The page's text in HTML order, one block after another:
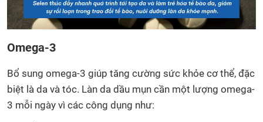
Omega-3
Bổ sung omega-3 giúp tăng cường sức khỏe cơ thể, đặc
biệt là da và tóc. Làn da dầu mụn cần một lượng omega-
3 mỗi ngày vì các công dụng như: